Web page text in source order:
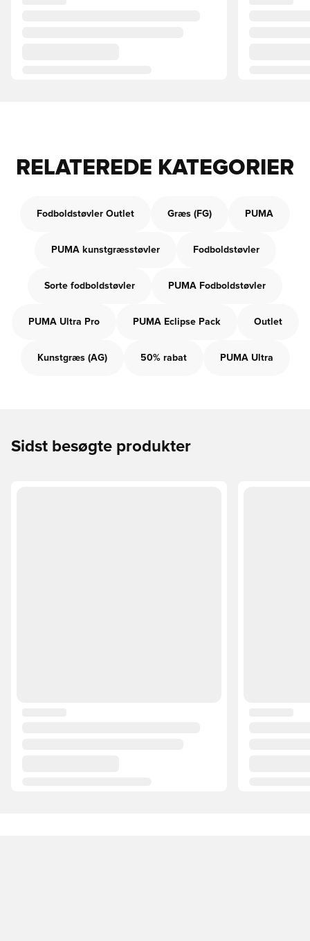
RELATEREDE KATEGORIER
Fodboldstøvler Outlet Græs (FG) PUMA
PUMA kunstgræsstøvler Fodboldstøvler
Sorte fodboldstøvler PUMA Fodboldstøvler
PUMA Ultra Pro PUMA Eclipse Pack Outlet
Kunstgræs (AG) 50% rabat PUMA Ultra
Sidst besøgte produkter